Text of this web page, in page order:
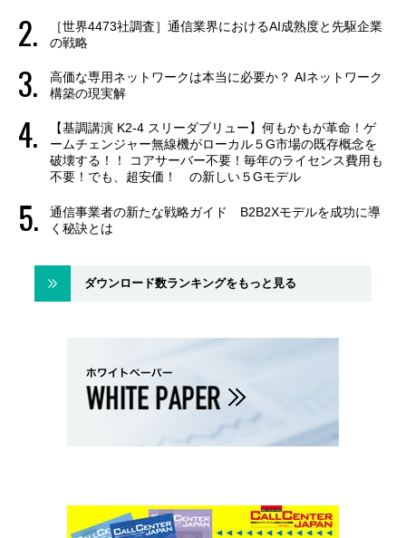
［世界4473社調査］通信業界におけるAI成熟度と先駆企業
の戦略
高価な専用ネットワークは本当に必要か？ AIネットワーク
構築の現実解
【基調講演 K2-4 スリーダブリュー】何もかもが革命！ゲ
ームチェンジャー無線機がローカル５G市場の既存概念を
破壊する！！ コアサーバー不要！毎年のライセンス費用も
不要！でも、超安価！ の新しい５Gモデル
通信事業者の新たな戦略ガイド B2B2Xモデルを成功に導
く秘訣とは
ダウンロード数ランキングをもっと見る